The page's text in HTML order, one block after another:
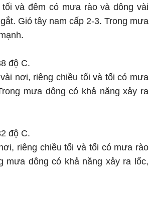
tối và đêm có mưa rào và dông vài
Gió tây nam cấp 2-3. Trong mưa
độ C.
nơi, riêng chiều tối và tối có mưa
mưa dông có khả năng xảy ra
độ C.
riêng chiều tối và tối có mưa rào
mưa dông có khả năng xảy ra lốc,